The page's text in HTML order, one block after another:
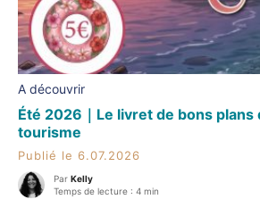
A découvrir
Été 2026｜Le livret de bons plans
tourisme
Publié le 6.07.2026
Par Kelly
Temps de lecture : 4 min